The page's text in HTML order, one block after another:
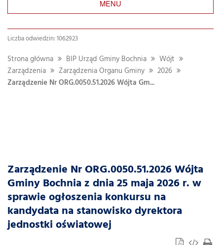
MENU
Liczba odwiedzin: 1062923
Strona główna BIP Urząd Gminy Bochnia
Wójt
Zarządzenia
Zarządzenia Organu Gminy
2026
Zarządzenie Nr ORG.0050.51.2026 Wójta Gm...
Zarządzenie Nr ORG.0050.51.2026 Wójta
Gminy Bochnia z dnia 25 maja 2026 r. w
sprawie ogłoszenia konkursu na
kandydata na stanowisko dyrektora
jednostki oświatowej